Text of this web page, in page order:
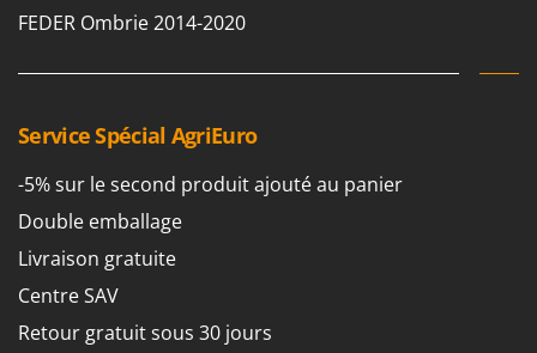
FEDER Ombrie 2014-2020
Service Spécial AgriEuro
-5% sur le second produit ajouté au panier
Double emballage
Livraison gratuite
Centre SAV
Retour gratuit sous 30 jours